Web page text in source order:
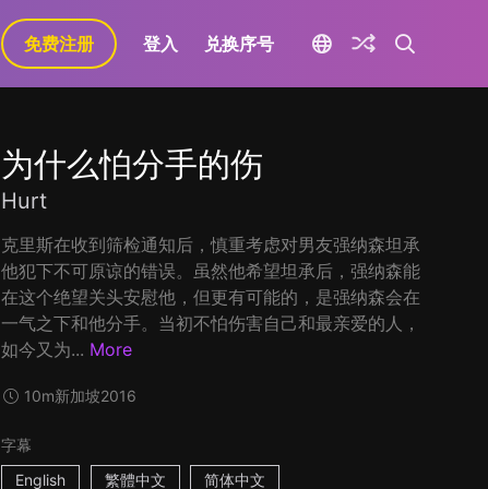
免费注册 登入 兑换序号
为什么怕分手的伤
Hurt
克里斯在收到筛检通知后，慎重考虑对男友强纳森坦承
他犯下不可原谅的错误。虽然他希望坦承后，强纳森能
在这个绝望关头安慰他，但更有可能的，是强纳森会在
一气之下和他分手。当初不怕伤害自己和最亲爱的人，
如今又为... More
10m新加坡2016
字幕
English
繁體中文 简体中文